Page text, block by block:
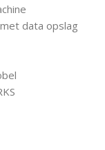
data opslag